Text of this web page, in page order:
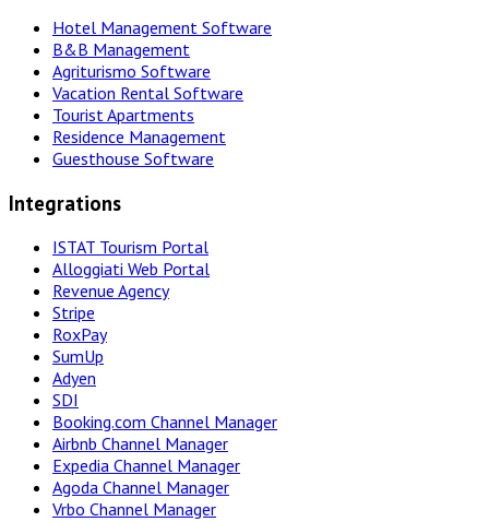
Hotel Management Software
B&B Management
Agriturismo Software
Vacation Rental Software
Tourist Apartments
Residence Management
Guesthouse Software
Integrations
ISTAT Tourism Portal
Alloggiati Web Portal
Revenue Agency
Stripe
RoxPay
SumUp
Adyen
SDI
Booking.com Channel Manager
Airbnb Channel Manager
Expedia Channel Manager
Agoda Channel Manager
Vrbo Channel Manager